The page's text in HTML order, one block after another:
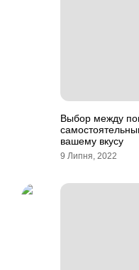
Выбор между
вашему вкусу
9 Липня, 2022